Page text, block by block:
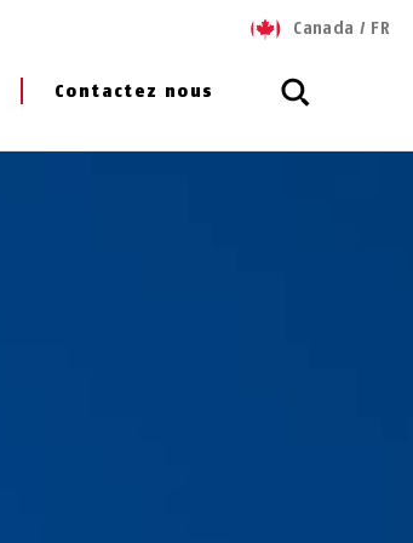
Contactez nous
Canada / FR